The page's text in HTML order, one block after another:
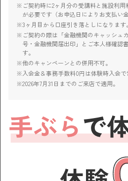
ご契約時に2ヶ月分の受講料と施設利
が必要です（お申込日によりお支払い
3ヶ月目から口座引き落としになります。
ご契約の際は「金融機関のキャッシュ
号・金融機関届出印」とご本人様確認
す。
他のキャンペーンとの併用不可。
入会金＆事務手数料0円は体験時入会で
2026年7月31日までのご来店で適用。